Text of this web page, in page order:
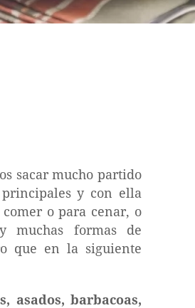
sacar mucho partido
principales y con ella
o para cenar, o
muchas formas de
que en la siguiente
asados, barbacoas,